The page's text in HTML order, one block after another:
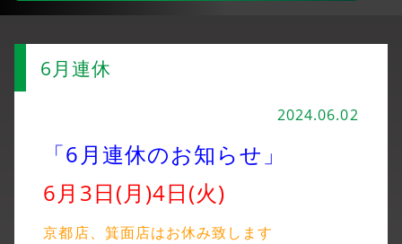
6月連休
2024.06.02
「6月連休のお知らせ」
6月3日(月)4日(火)
京都店、箕面店はお休み致します